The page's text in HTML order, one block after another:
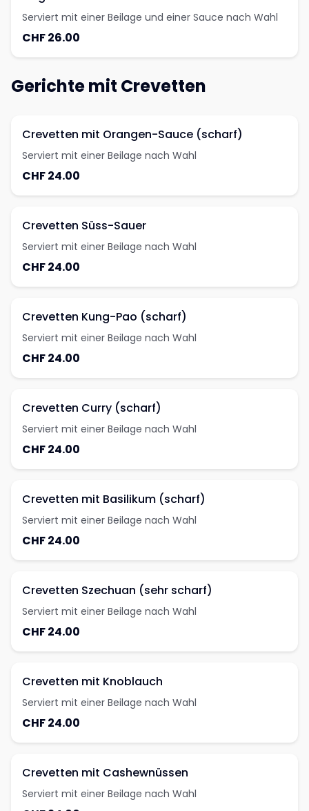
Serviert mit einer Beilage und einer Sauce nach Wahl
CHF 26.00
Gerichte mit Crevetten
Crevetten mit Orangen-Sauce (scharf)
Serviert mit einer Beilage nach Wahl
CHF 24.00
Crevetten Süss-Sauer
Serviert mit einer Beilage nach Wahl
CHF 24.00
Crevetten Kung-Pao (scharf)
Serviert mit einer Beilage nach Wahl
CHF 24.00
Crevetten Curry (scharf)
Serviert mit einer Beilage nach Wahl
CHF 24.00
Crevetten mit Basilikum (scharf)
Serviert mit einer Beilage nach Wahl
CHF 24.00
Crevetten Szechuan (sehr scharf)
Serviert mit einer Beilage nach Wahl
CHF 24.00
Crevetten mit Knoblauch
Serviert mit einer Beilage nach Wahl
CHF 24.00
Crevetten mit Cashewnüssen
Serviert mit einer Beilage nach Wahl